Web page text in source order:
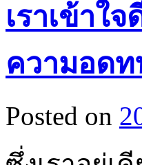
เราเข้าใ
ความอด
Posted on